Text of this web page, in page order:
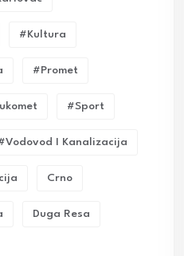
#kultura
#promet
#sport
I Kanalizacija
Crno
Duga Resa